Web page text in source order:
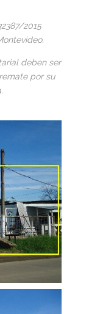
2015
deben ser
por su